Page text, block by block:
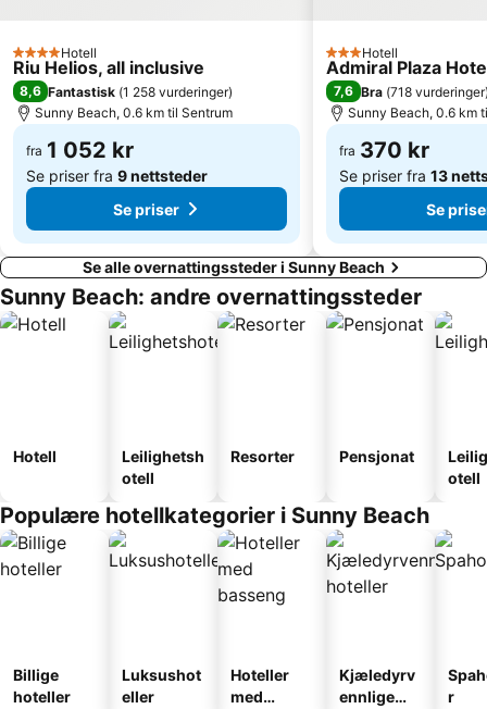
4 Stjerner
Hotell
Riu Helios, all inclusive
8,6 Fantastisk (1 258 vurderinger)
Sunny Beach, 0.6 km til Sentrum
fra 1 052 kr
Se priser fra 9 nettsteder
Se priser
3 Stjerner
Hotell
Admiral Plaza
7,6 Bra (718 vurderinger
Sunny Beach, 0.6 km
fra 370 kr
Se priser fra 13
Se
Se alle overnattingssteder i Sunny Beach
Sunny Beach: andre overnattingssteder
Hotell
Leilighetsh
otell
Resorter Pensjonat
otell
Populære hotellkategorier i Sunny Beach
Billige
hoteller
Luksushot
eller
Hoteller
med
Kjæledyrv
ennlige
r